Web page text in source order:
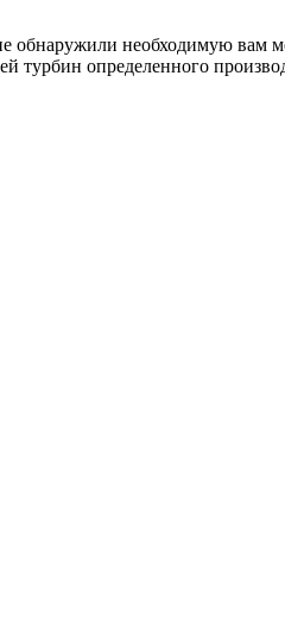
обнаружили необходимую вам
турбин определенного